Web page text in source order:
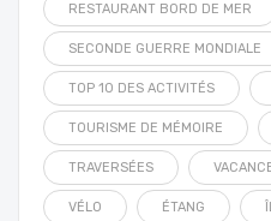
RESTAURANT BORD DE MER
SECONDE GUERRE MONDIALE
TOP 10 DES ACTIVITÉS
TOURISME DE MÉMOIRE
TRAVERSÉES
VÉLO ÉTANG